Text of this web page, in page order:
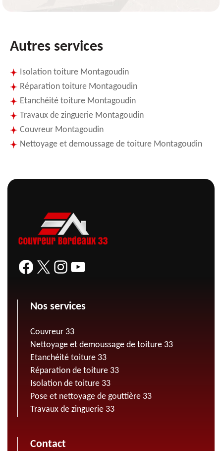
Autres services
Isolation toiture Montagoudin
Réparation toiture Montagoudin
Etanchéité toiture Montagoudin
Travaux de zinguerie Montagoudin
Couvreur Montagoudin
Nettoyage et demoussage de toiture Montagoudin
Nos services
Couvreur 33
Nettoyage et demoussage de toiture 33
Etanchéité toiture 33
Réparation de toiture 33
Isolation de toiture 33
Pose et nettoyage de gouttière 33
Travaux de zinguerie 33
Contact